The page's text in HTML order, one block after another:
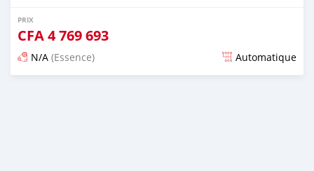
PRIX
CFA4 769 693
N/A (Essence) Automatique